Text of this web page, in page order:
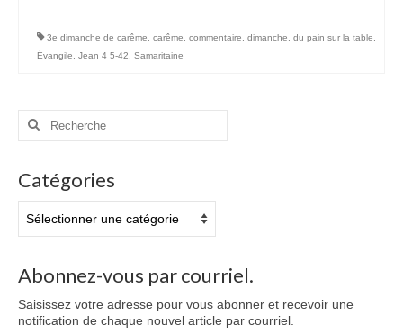
3e dimanche de carême carême commentaire dimanche du pain sur la table
Évangile
Jean 4 5-42 Samaritaine
Rechercher
Catégories
Abonnez-vous par courriel.
Saisissez votre adresse pour vous abonner et recevoir une
notification de chaque nouvel article par courriel.